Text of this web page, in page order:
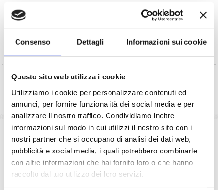
Consenso Dettagli Informazioni sui cookie
Questo sito web utilizza i cookie
Utilizziamo i cookie per personalizzare contenuti ed
annunci, per fornire funzionalità dei social media e per
analizzare il nostro traffico. Condividiamo inoltre
informazioni sul modo in cui utilizzi il nostro sito con i
nostri partner che si occupano di analisi dei dati web,
pubblicità e social media, i quali potrebbero combinarle
con altre informazioni che hai fornito loro o che hanno
raccolto dal tuo utilizzo dei loro servizi.
LeCrociere.
di legge(D.Lgs 196/2003)
RICHIEDI PREVENTIVO
La quota comprende
La sistemazione nella cabina prescelta dotata di ogni
comfort: servizi privati, aria condizionata, telefono, TV
via satellite e cassaforte.